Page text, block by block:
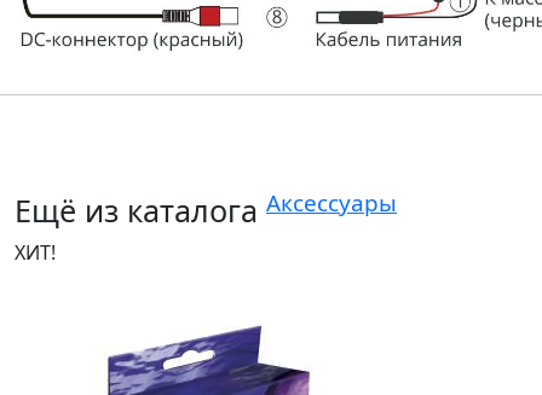
Ещё из каталога Аксессуары
ХИТ!